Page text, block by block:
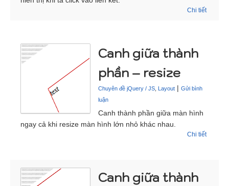
Chi tiết
Canh giữa thành
phần – resize
Chuyên đề jQuery / JS Layout | Gửi bình
luận
Canh thành phần giữa màn hình
ngay cả khi resize màn hình lớn nhỏ khác nhau.
Chi tiết
Canh giữa thành